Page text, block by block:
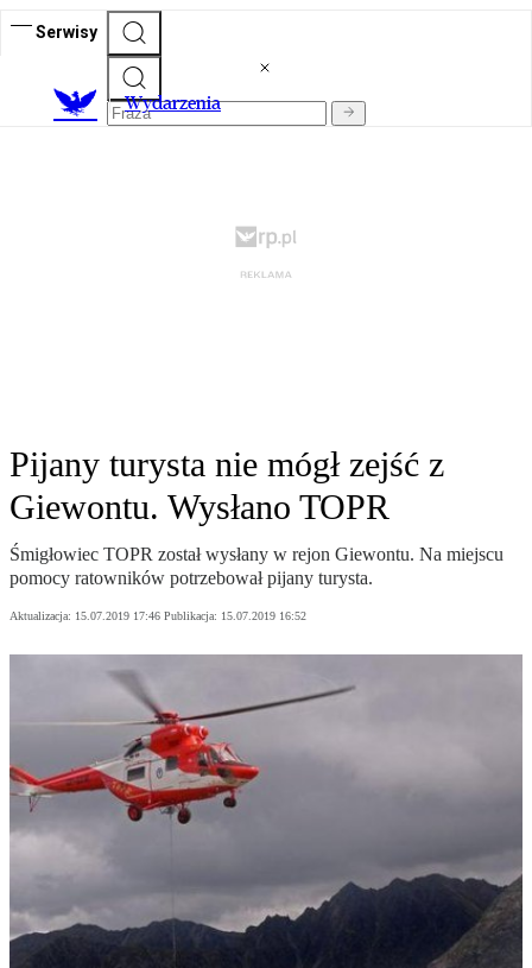
Serwisy
Wydarzenia
Pijany turysta nie mógł zejść z
Giewontu. Wysłano TOPR
Śmigłowiec TOPR został wysłany w rejon Giewontu. Na miejscu
pomocy ratowników potrzebował pijany turysta.
Aktualizacja: 15.07.2019 17:46 Publikacja: 15.07.2019 16:52